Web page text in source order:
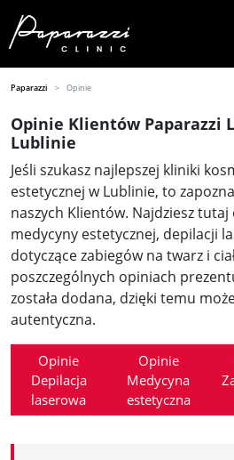
Paparazzi Opinie
Opinie Klientów Paparazzi
Lublinie
Jeśli szukasz najlepszej kliniki
estetycznej w Lublinie, to
naszych Klientów. Najdziesz
medycyny estetycznej, depilacji
dotyczące zabiegów na twarz i
poszczególnych opiniach
została dodana, dzięki temu
autentyczna.
Opinie
Depilacja
laserowa
Opinie
Medycyna
estetyczna